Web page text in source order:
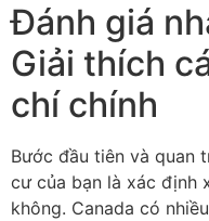
Đánh giá
Giải thích
chí chính
Bước đầu tiên và quan
cư của bạn là xác định
không. Canada có